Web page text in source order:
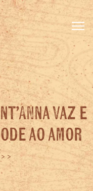
Vaz e
ao amor
>